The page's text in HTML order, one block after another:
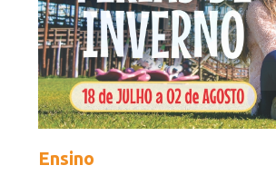
Ensino